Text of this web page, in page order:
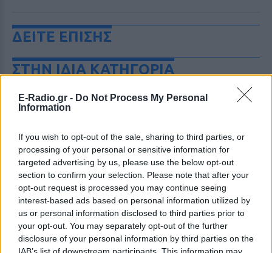
E-Radio.gr - Do Not Process My Personal
Information
If you wish to opt-out of the sale, sharing to third parties, or
processing of your personal or sensitive information for
targeted advertising by us, please use the below opt-out
section to confirm your selection. Please note that after your
opt-out request is processed you may continue seeing
interest-based ads based on personal information utilized by
us or personal information disclosed to third parties prior to
your opt-out. You may separately opt-out of the further
disclosure of your personal information by third parties on the
ΔΕΙΤΕ ΕΠΙΣΗΣ
ΣΤΗΝ ΙΔΙΑ ΚΑΤΗΓΟΡΙΑ
Γιατί δεν έσωσα το κουτάβι: Ο
με αγέλη λύκων εξηγεί γιατί
δεν επενέβη
ΧΤΕΣ
«Κρατάμε την επιστημονική απόσταση,
δεν είναι δυνατόν να πάω να επέμβω,
ούτε γίνεται να στείλω κάποιον
κτηνίατρο σε ένα μέρος όπου υπάρχει
αγέλη με λύκους, είναι επικίνδυνο» λέει
στο protothema.gr ο διδάκτορας
ζωολογίας του ΑΠΘ, Θεόδωρος Κομηνός
- Έχουν πεθάνει και έξι λυκόπουλα